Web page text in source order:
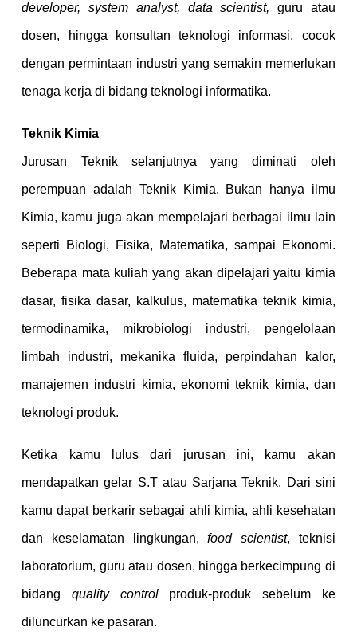
developer, system analyst, data scientist,guru atau
dosen, hingga konsultan teknologi informasi, cocok
dengan permintaan industri yang semakin memerlukan
tenaga kerja di bidang teknologi informatika.
Teknik Kimia
Jurusan Teknik selanjutnya yang diminati oleh
perempuan adalah Teknik Kimia. Bukan hanya ilmu
Kimia, kamu juga akan mempelajari berbagai ilmu lain
seperti Biologi, Fisika, Matematika, sampai Ekonomi.
Beberapa mata kuliah yang akan dipelajari yaitu kimia
dasar, fisika dasar, kalkulus, matematika teknik kimia,
termodinamika, mikrobiologi industri, pengelolaan
limbah industri, mekanika fluida, perpindahan kalor,
manajemen industri kimia, ekonomi teknik kimia, dan
teknologi produk.
Ketika kamu lulus dari jurusan ini, kamu akan
mendapatkan gelar S.T atau Sarjana Teknik. Dari sini
kamu dapat berkarir sebagai ahli kimia, ahli kesehatan
dan keselamatan lingkungan,food scientist, teknisi
laboratorium, guru atau dosen, hingga berkecimpung di
bidang quality controlproduk-produk sebelum ke
diluncurkan ke pasaran.